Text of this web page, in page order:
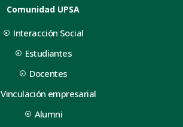
Comunidad UPSA
Interacción Social
Estudiantes
Docentes
Vinculación empresarial
Alumni